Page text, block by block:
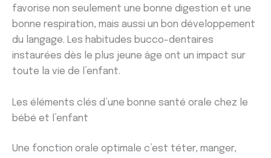
favorise non seulement une bonne digestion et une
bonne respiration, mais aussi un bon développement
du langage. Les habitudes bucco-dentaires
instaurées dès le plus jeune âge ont un impact sur
toute la vie de l’enfant.
Les éléments clés d’une bonne santé orale chez le
bébé et l’enfant
Une fonction orale optimale c’est téter, manger,